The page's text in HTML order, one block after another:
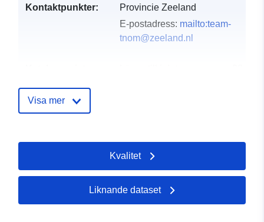
Kontaktpunkter:
Provincie Zeeland
E-postadress: mailto:team-
tnom@zeeland.nl
uriRef:
http://data.europa.eu/88u/dataset/
zoekgebied-klimaat-2023
Visa mer
Kvalitet
Liknande dataset